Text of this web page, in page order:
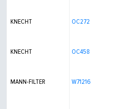
KNECHT OC272
KNECHT OC458
MANN-FILTER W71216